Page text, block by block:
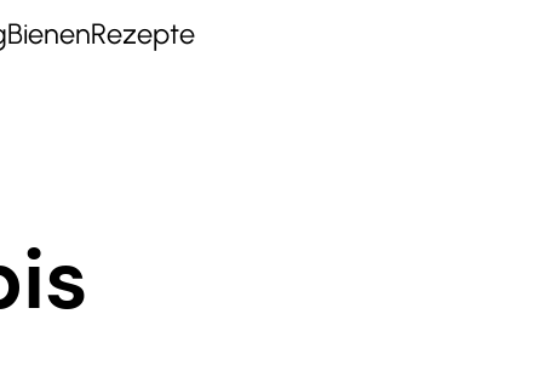
BienenRezepte